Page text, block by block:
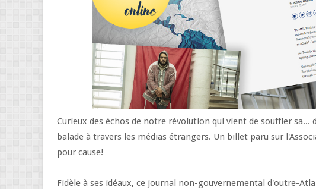
Curieux des échos de notre révolution qui vient de souffler
balade à travers les médias étrangers. Un billet paru sur
pour cause!
Fidèle à ses idéaux, ce journal non-gouvernemental d'outre-